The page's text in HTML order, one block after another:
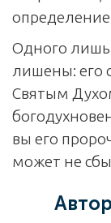
Одного
лишены: его
Святым
вы его
может не